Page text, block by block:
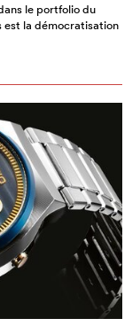
le portfolio du
est la démocratisation